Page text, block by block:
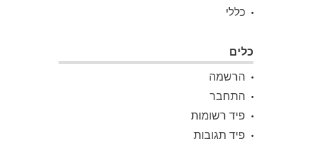
כללי
כלים
הרשמה
התחבר
פיד רשומות
פיד תגובות